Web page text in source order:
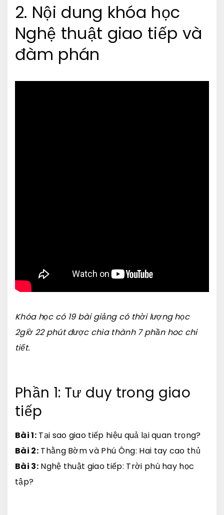
2. Nội dung khóa học
Nghệ thuật giao tiếp và
đàm phán
Khóa học có 19 bài giảng có thời lượng học
2giờ 22 phút được chia thành 7 phần hoc chi
tiết.
Phần 1: Tư duy trong giao
tiếp
Bài 1:Tại sao giao tiếp hiệu quả lại quan trọng?
Bài 2:Thằng Bờm và Phú Ông: Hai tay cao thủ
Bài 3:Nghệ thuật giao tiếp: Trời phú hay học
tập?